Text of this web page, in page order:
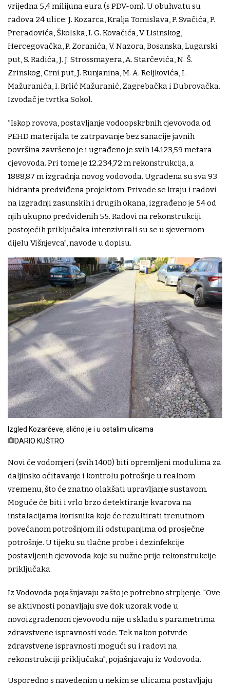
vrijedna 5,4 milijuna eura (s PDV-om). U obuhvatu su
radova 24 ulice: J. Kozarca, Kralja Tomislava, P. Svačića, P.
Preradovića, Školska, I. G. Kovačića, V. Lisinskog,
Hercegovačka, P. Zoranića, V. Nazora, Bosanska, Lugarski
put, S. Radića, J. J. Strossmayera, A. Starčevića, N. Š.
Zrinskog, Crni put, J. Runjanina, M. A. Reljkovića, I.
Mažuranića, I. Brlić Mažuranić, Zagrebačka i Dubrovačka.
Izvođač je tvrtka Sokol.
“Iskop rovova, postavljanje vodoopskrbnih cjevovoda od
PEHD materijala te zatrpavanje bez sanacije javnih
površina završeno je i ugrađeno je svih 14.123,59 metara
cjevovoda. Pri tome je 12.234,72 m rekonstrukcija, a
1888,87 m izgradnja novog vodovoda. Ugrađena su sva 93
hidranta predviđena projektom. Privode se kraju i radovi
na izgradnji zasunskih i drugih okana, izgrađeno je 54 od
njih ukupno predviđenih 55. Radovi na rekonstrukciji
postojećih priključaka intenzivirali su se u sjevernom
dijelu Višnjevca", navode u dopisu.
Izgled Kozarčeve, slično je i u ostalim ulicama
DARIO KUŠTRO
Novi će vodomjeri (svih 1400) biti opremljeni modulima za
daljinsko očitavanje i kontrolu potrošnje u realnom
vremenu, što će znatno olakšati upravljanje sustavom.
Moguće će biti i vrlo brzo detektiranje kvarova na
instalacijama korisnika koje će rezultirati trenutnom
povećanom potrošnjom ili odstupanjima od prosječne
potrošnje. U tijeku su tlačne probe i dezinfekcije
postavljenih cjevovoda koje su nužne prije rekonstrukcije
priključaka.
Iz Vodovoda pojašnjavaju zašto je potrebno strpljenje. "Ove
se aktivnosti ponavljaju sve dok uzorak vode u
novoizgrađenom cjevovodu nije u skladu s parametrima
zdravstvene ispravnosti vode. Tek nakon potvrde
zdravstvene ispravnosti mogući su i radovi na
rekonstrukciji priključaka", pojašnjavaju iz Vodovoda.
Usporedno s navedenim u nekim se ulicama postavljaju